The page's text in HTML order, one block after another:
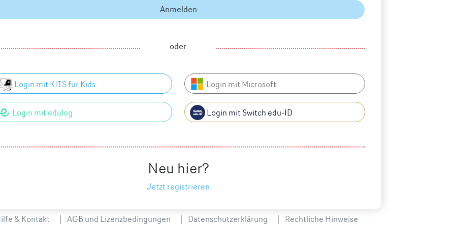
Anmelden
oder
Login mit KITS für Kids Login mit Microsoft
Login mit edulog Login mit Switch edu-ID
Neu hier?
Jetzt registrieren
& Kontakt AGB und Lizenzbedingungen Datenschutzerklärung
Rechtliche Hinweise